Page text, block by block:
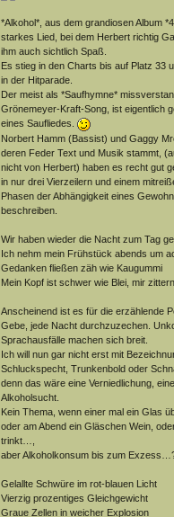
*Alkohol*, aus dem grandiosen Album
starkes Lied, bei dem Herbert richtig
ihm auch sichtlich Spaß.
Es stieg in den Charts bis auf Platz 33
in der Hitparade.
Der meist als *Saufhymne*
Grönemeyer-Kraft-Song, ist eigentlich
eines Saufliedes.
Norbert Hamm (Bassist) und Gaggy
deren Feder Text und Musik stammt,
nicht von Herbert) haben es recht gut
in nur drei Vierzeilern und einem
Phasen der Abhängigkeit eines
beschreiben.
Wir haben wieder die Nacht zum Tag
Ich nehm mein Frühstück abends um
Gedanken fließen zäh wie Kaugummi
Mein Kopf ist schwer wie Blei, mir
Anscheinend ist es für die erzählende
Gebe, jede Nacht durchzuzechen.
Sprachausfälle machen sich breit.
Ich will nun gar nicht erst mit
Schluckspecht, Trunkenbold oder
denn das wäre eine Verniedlichung,
Alkoholsucht.
Kein Thema, wenn einer mal ein Glas
oder am Abend ein Gläschen Wein,
trinkt…,
aber Alkoholkonsum bis zum
Gelallte Schwüre im rot-blauen Licht
Vierzig prozentiges Gleichgewicht
Graue Zellen in weicher Explosion